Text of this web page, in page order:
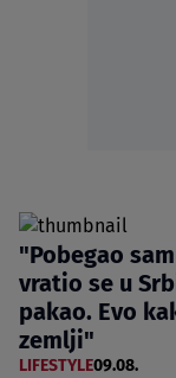
"Pobegao
vratio se u
pakao. Evo
zemlji"
LIFESTYLE09.08.